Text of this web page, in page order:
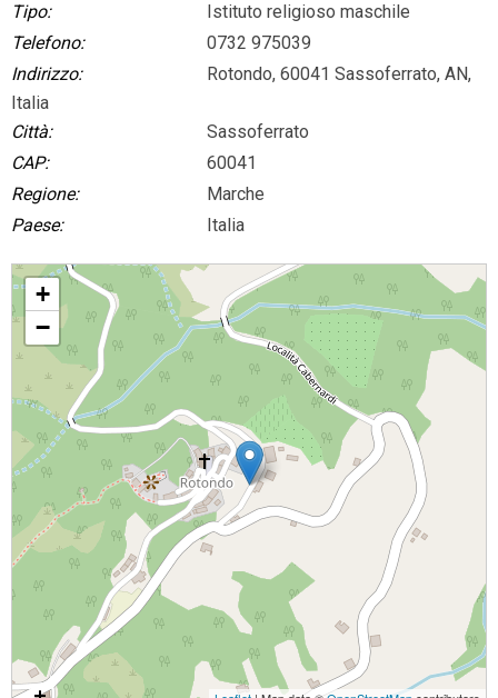
Tipo:
Istituto religioso maschile
Telefono:
0732 975039
Indirizzo:
Rotondo, 60041 Sassoferrato, AN,
Italia
Città:
Sassoferrato
CAP:
60041
Regione:
Marche
Paese:
Italia
ARALDI DELLA BUONA NOVELLA
+
−